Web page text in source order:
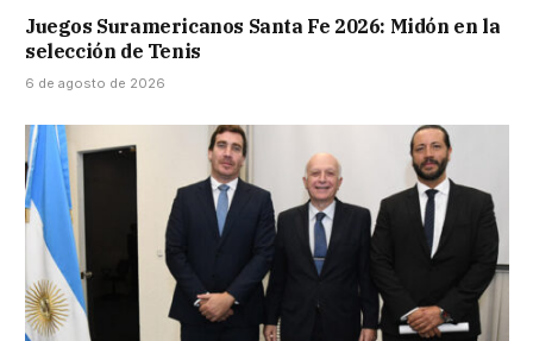
Juegos Suramericanos Santa Fe 2026: Midón en la
selección de Tenis
6 de agosto de 2026